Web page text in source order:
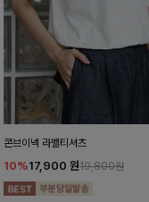
콘브이넥 라벨티셔츠
10%17,900 원19,800원